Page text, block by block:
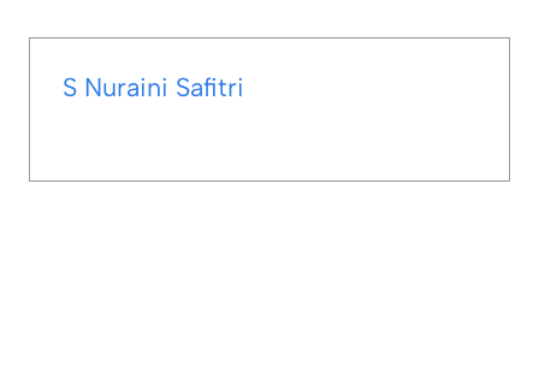
S Nuraini Safitri